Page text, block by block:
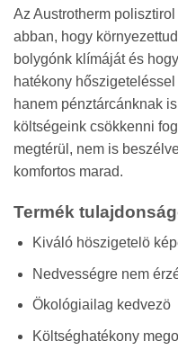
Az Austrotherm
abban, hogy
bolygónk klímáját és
hatékony
hanem pénztárcánknak
költségeink csökkenni
megtérül, nem is
komfortos marad.
Termék
Kiváló höszigetelö
Nedvességre nem
Ökológiailag kedvezö
Költséghatékony